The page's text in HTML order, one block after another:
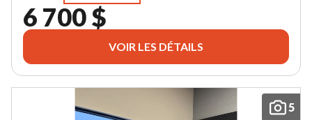
6 700 $
VOIR LES DÉTAILS
5